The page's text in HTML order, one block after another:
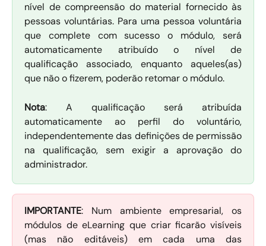
nível de compreensão do material fornecido às
pessoas voluntárias. Para uma pessoa voluntária
que complete com sucesso o módulo, será
automaticamente atribuído o nível de
qualificação associado, enquanto aqueles(as)
que não o fizerem, poderão retomar o módulo.
Nota: A qualificação será atribuída
automaticamente ao perfil do voluntário,
independentemente das definições de permissão
na qualificação, sem exigir a aprovação do
administrador.
IMPORTANTE: Num ambiente empresarial, os
módulos de eLearning que criar ficarão visíveis
(mas não editáveis) em cada uma das